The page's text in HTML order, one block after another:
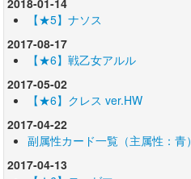
【★5】ナソス
2017-08-17
【★6】戦乙女アルル
2017-05-02
【★6】クレス ver.HW
2017-04-22
副属性カード一覧（主属性：青）
2017-04-13